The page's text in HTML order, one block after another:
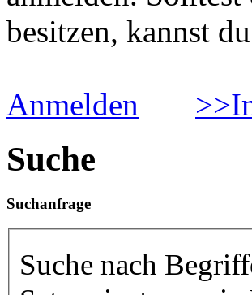
besitzen, kannst
Anmelden
Suche
Suchanfrage
Suche nach